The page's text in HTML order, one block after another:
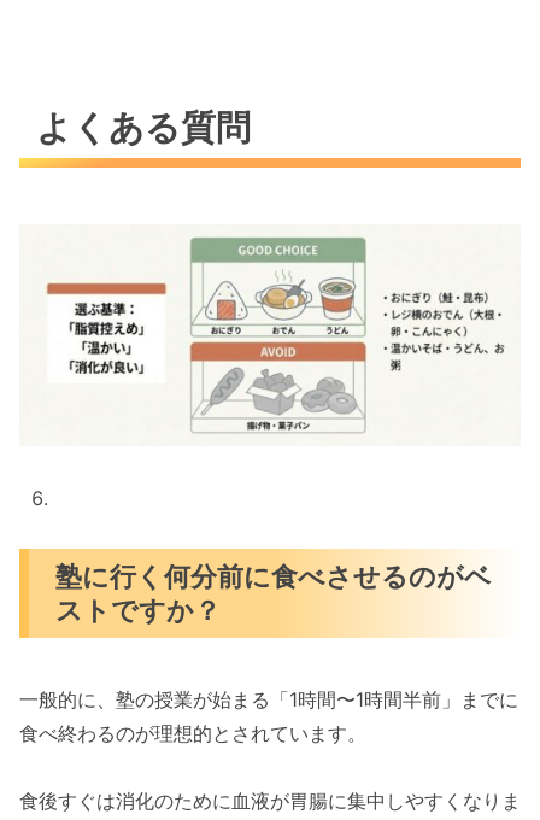
よくある質問
塾に行く何分前に食べさせるのがベ
ストですか？
一般的に、塾の授業が始まる「1時間〜1時間半前」までに
食べ終わるのが理想的とされています。
食後すぐは消化のために血液が胃腸に集中しやすくなりま